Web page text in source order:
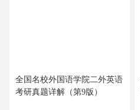
全国名校外国语学院二外英语
考研真题详解（第9版）